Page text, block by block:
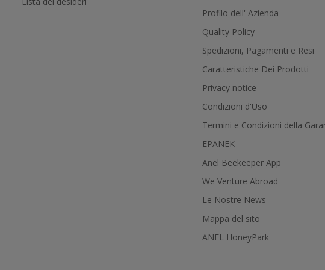
Profilo dell' Azienda
Quality Policy
Spedizioni, Pagamenti e Resi
Caratteristiche Dei Prodotti
Privacy notice
Condizioni d'Uso
Termini e Condizioni della
EPANEK
Anel Beekeeper App
We Venture Abroad
Le Nostre News
Mappa del sito
ANEL HoneyPark